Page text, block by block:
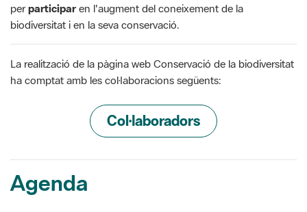
perparticipar en l'augment del coneixement de la
biodiversitat i en la seva conservació.
La realització de la pàgina web Conservació de la biodiversitat
ha comptat amb les col·laboracions següents:
Col·laboradors
Agenda